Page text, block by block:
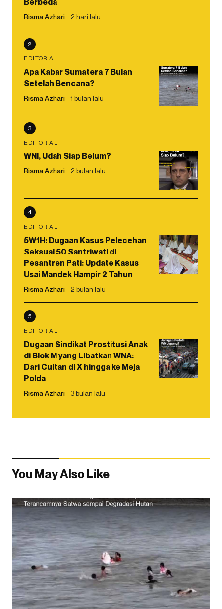
Berbeda
Risma Azhari 2 hari lalu
2
EDITORIAL
Apa Kabar Sumatera 7 Bulan
Setelah Bencana?
Risma Azhari 1 bulan lalu
3
EDITORIAL
WNI, Udah Siap Belum?
Risma Azhari 2 bulan lalu
4
EDITORIAL
5W1H: Dugaan Kasus Pelecehan
Seksual 50 Santriwati di
Pesantren Pati: Update Kasus
Usai Mandek Hampir 2 Tahun
Risma Azhari 2 bulan lalu
5
EDITORIAL
Dugaan Sindikat Prostitusi Anak
di Blok M yang Libatkan WNA:
Dari Cuitan di X hingga ke Meja
Polda
Risma Azhari 3 bulan lalu
You May Also Like